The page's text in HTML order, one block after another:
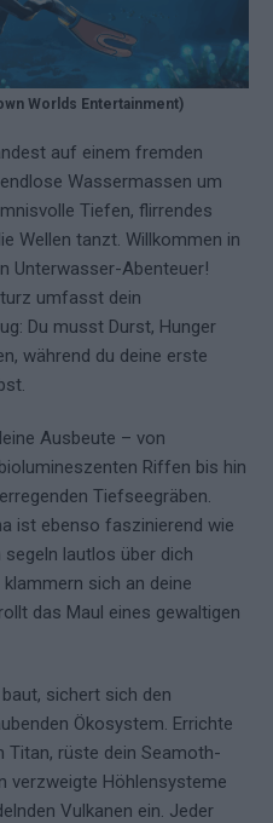
Worlds Entertainment)
auf einem fremden
Wassermassen um
Tiefen, flirrendes
Wellen tanzt. Willkommen in
Unterwasser-Abenteuer!
umfasst dein
Du musst Durst, Hunger
während du deine erste
Ausbeute – von
Riffen bis hin
Tiefseegräben.
ist ebenso faszinierend wie
lautlos über dich
sich an deine
das Maul eines gewaltigen
sichert sich den
Ökosystem. Errichte
Titan, rüste dein Seamoth-
verzweigte Höhlensysteme
Vulkanen ein. Jeder